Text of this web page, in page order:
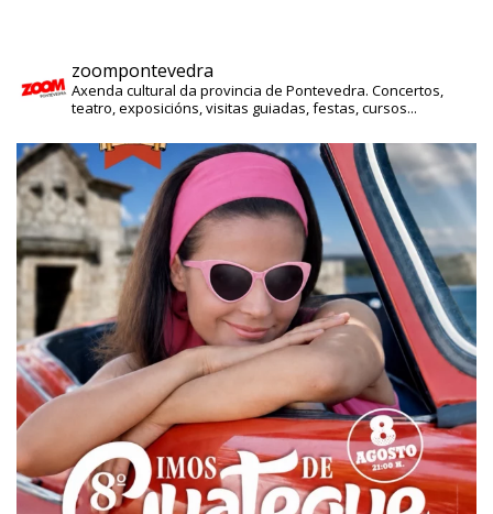
zoompontevedra
Axenda cultural da provincia de Pontevedra. Concertos,
teatro, exposicións, visitas guiadas, festas, cursos...